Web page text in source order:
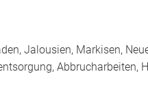
Jalousien, Markisen,
Abbrucharbeiten,